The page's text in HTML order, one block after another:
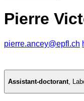
Pierre
pierre.ancey@epfl.ch
Assistant-doctorant,